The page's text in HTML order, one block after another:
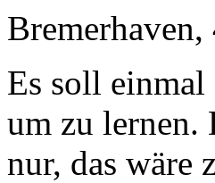
Bremerhaven,
Es soll einmal
um zu lernen.
nur, das wäre